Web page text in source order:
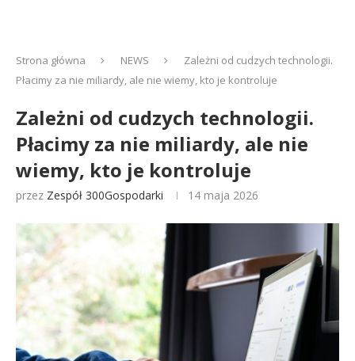
Strona główna NEWS
Zależni od cudzych technologii.
Płacimy za nie miliardy, ale nie wiemy, kto je kontroluje
Zależni od cudzych technologii.
Płacimy za nie miliardy, ale nie
wiemy, kto je kontroluje
przez Zespół 300Gospodarki 14 maja 2026